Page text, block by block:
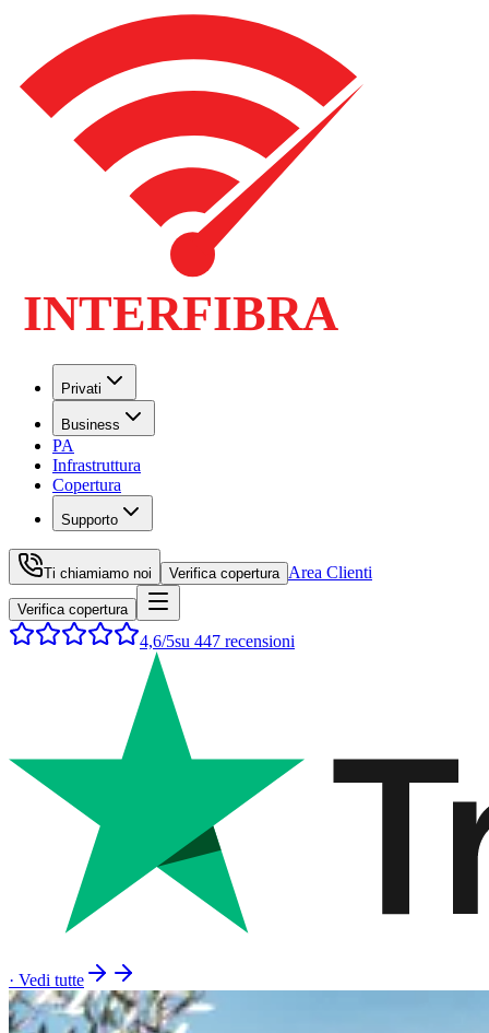
Privati
Business
PA
Infrastruttura
Copertura
Supporto
Ti chiamiamo noi Verifica copertura Area Clienti
Verifica copertura
4,6/5su 447 recensioni
· Vedi tutte